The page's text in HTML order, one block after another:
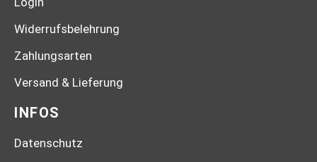
Widerrufsbelehrung
Zahlungsarten
Versand & Lieferung
INFOS
Datenschutz